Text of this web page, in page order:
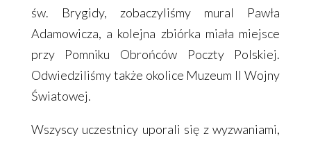
św. Brygidy, zobaczyliśmy mural Pawła
Adamowicza, a kolejna zbiórka miała miejsce
przy Pomniku Obrońców Poczty Polskiej.
Odwiedziliśmy także okolice Muzeum II Wojny
Światowej.
Wszyscy uczestnicy uporali się z wyzwaniami,